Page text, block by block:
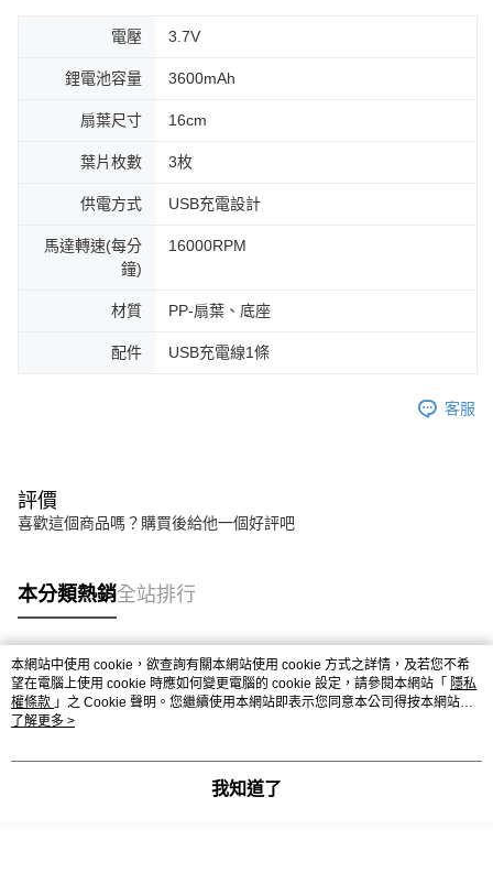
電壓 3.7V
鋰電池容量 3600mAh
扇葉尺寸 16cm
葉片枚數 3枚
供電方式 USB充電設計
馬達轉速(每分
鐘)
16000RPM
材質 PP-扇葉、底座
配件 USB充電線1條
客服
評價
喜歡這個商品嗎？購買後給他一個好評吧
本分類熱銷全站排行
熱門標籤
本網站中使用 cookie，欲查詢有關本網站使用 cookie 方式之詳情，及若您不希
望在電腦上使用 cookie 時應如何變更電腦的 cookie 設定，請參閱本網站「 隱私
權條款 」之 Cookie 聲明。您繼續使用本網站即表示您同意本公司得按本網站使
用條款之 Cookie 聲明使用 cookie。
了解更多 >
我知道了